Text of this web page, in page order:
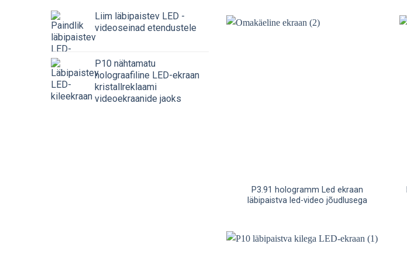
Liim läbipaistev LED -
videoseinad etendustele
P10 nähtamatu
holograafiline LED-ekraan
kristallreklaami
videoekraanide jaoks
P3.91 hologramm Led ekraan
läbipaistva led-video jõudlusega